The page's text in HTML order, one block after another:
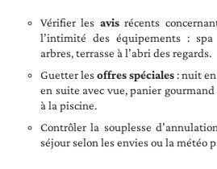
Vérifier les avisrécents
l’intimité des équipements :
arbres, terrasse à l’abri des regards.
Guetter lesoffres spéciales: nuit en
en suite avec vue, panier
à la piscine.
Contrôler la souplesse
séjour selon les envies ou la météo